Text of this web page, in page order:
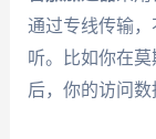
通过专线传输
听。比如你在
后，你的访问数